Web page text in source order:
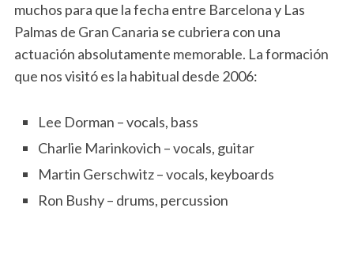
muchos para que la fecha entre Barcelona y Las
Palmas de Gran Canaria se cubriera con una
actuación absolutamente memorable. La formación
que nos visitó es la habitual desde 2006:
Lee Dorman – vocals, bass
Charlie Marinkovich – vocals, guitar
Martin Gerschwitz – vocals, keyboards
Ron Bushy – drums, percussion